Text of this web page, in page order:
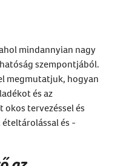
mindannyian nagy
szempontjából.
megmutatjuk, hogyan
és az
tervezéssel és
és -